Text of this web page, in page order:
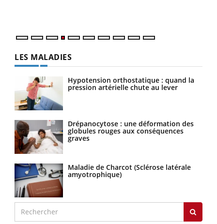
LES MALADIES
Hypotension orthostatique : quand la
pression artérielle chute au lever
Drépanocytose : une déformation des
globules rouges aux conséquences
graves
Maladie de Charcot (Sclérose latérale
amyotrophique)